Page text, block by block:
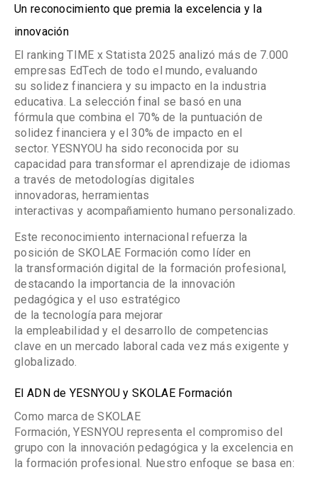
Un reconocimiento que premia la excelencia y la
innovación
El ranking TIME x Statista 2025 analizó más de 7.000
empresas EdTech de todo el mundo, evaluando
su solidez financiera y su impacto en la industria
educativa. La selección final se basó en una
fórmula que combina el 70% de la puntuación de
solidez financiera y el 30% de impacto en el
sector. YESNYOU ha sido reconocida por su
capacidad para transformar el aprendizaje de idiomas
a través de metodologías digitales
innovadoras, herramientas
interactivas y acompañamiento humano personalizado.
Este reconocimiento internacional refuerza la
posición de SKOLAE Formación como líder en
la transformación digital de la formación profesional,
destacando la importancia de la innovación
pedagógicay el uso estratégico
de la tecnologíapara mejorar
la empleabilidady el desarrollo de competencias
clave en un mercado laboral cada vez más exigente y
globalizado.
El ADN de YESNYOU y SKOLAE Formación
Como marca deSKOLAE
Formación, YESNYOU representa el compromiso del
grupo con la innovación pedagógica y laexcelencia en
la formación profesional. Nuestro enfoque se basa en: